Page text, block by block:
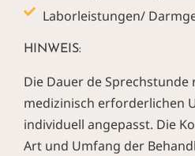
Laborleistungen/
HINWEIS:
Die Dauer de
medizinisch erforderlichen
individuell angepasst. Die
Art und Umfang der